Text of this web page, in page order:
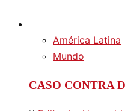
América Latina
Mundo
CASO CONTRA